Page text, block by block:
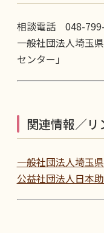
相談電話 048-
一般社団法人埼玉
センター」
関連情報／リ
一般社団法人埼玉
公益社団法人日本